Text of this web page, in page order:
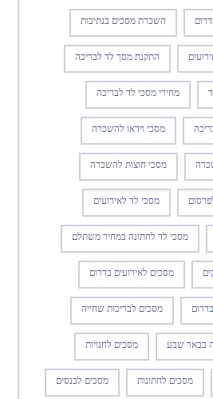
השכרת מסכים בנתיבות
התקנת מסך לד לבריכה
מחירי מסכי לד לבריכה
מסכי וידאו להשכרה
מסכי חוצות להשכרה
מסכי לד לאירועים
מסכי לד לחתונה במחיר משתלם
מסכים לאירועים בדרום
מסכים לבריכות שחייה
בבאר שבע מסכים לחנויות
מסכים לחתונות מסכים לכנסים